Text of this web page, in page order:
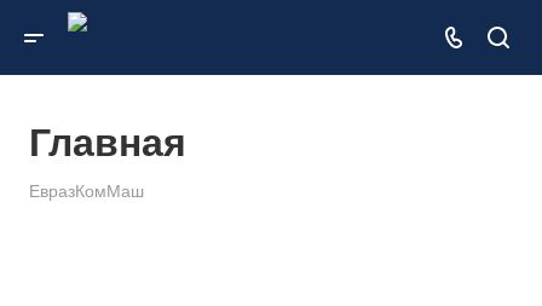
Главная
ЕвразКомМаш